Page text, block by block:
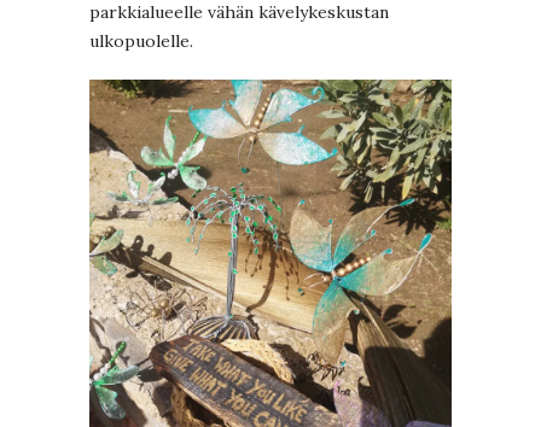
parkkialueelle vähän kävelykeskustan
ulkopuolelle.